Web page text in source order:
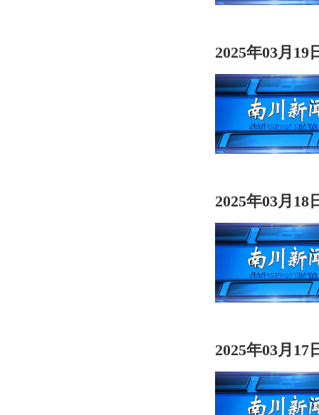
2025年03月19
2025年03月18
2025年03月17